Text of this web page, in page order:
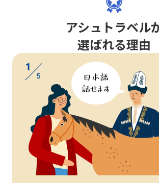
アシュトラベル
選ばれる理由